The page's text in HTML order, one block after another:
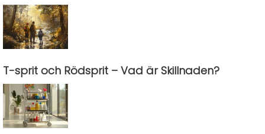
T-sprit och Rödsprit – Vad är Skillnaden?